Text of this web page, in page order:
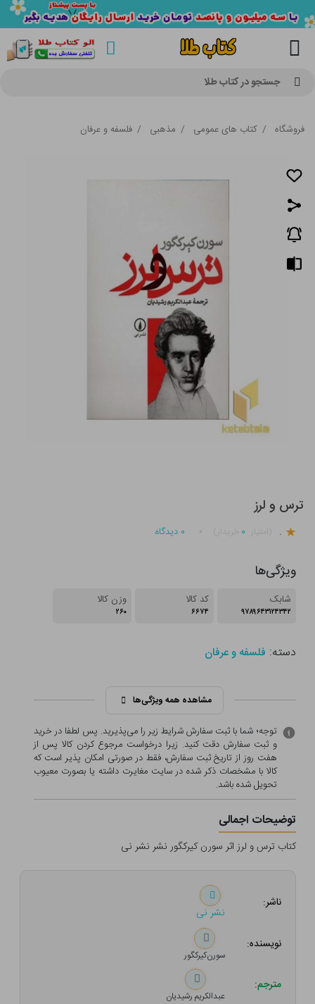
جستجو در کتاب طلا
فروشگاه / کتاب های عمومی / مذهبی / فلسفه و عرفان
ترس و لرز
. ۰ ۰ دیدگاه
ویژگی‌ها
شابک
۹۷۸۹۶۴۳۱۲۴۳۴۲
کد کالا
۶۶۷۴
وزن کالا
۲۶۰
دسته: فلسفه و عرفان
مشاهده همه ویژگی‌ها
توجه؛ شما با ثبت سفارش شرایط زیر را می‌پذیرید. پس لطفا در خرید
و ثبت سفارش دقت کنید. زیرا درخواست مرجوع کردن کالا پس از
هفت روز از تاریخ ثبت سفارش، فقط در صورتی امکان پذیر است که
کالا با مشخصات ذکر شده در سایت مغایرت داشته یا بصورت معيوب
تحویل شده باشد.
توضیحات اجمالی
کتاب ترس و لرز اثر سورن کیرکگور نشر نشر نی
ناشر:
نشر نی
نویسنده:
سورن‌کیرکگور
مترجم:
عبدالکریم‌ رشیدیان‌